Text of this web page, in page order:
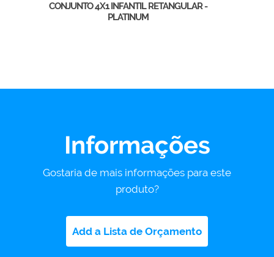
CONJUNTO 4X1 INFANTIL RETANGULAR -
PLATINUM
Informações
Gostaria de mais informações para este
produto?
Add a Lista de Orçamento